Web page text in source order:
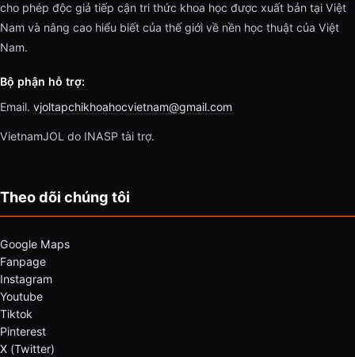
cho phép độc giả tiếp cận tri thức khoa học được xuất bản tại Việt
Nam và nâng cao hiểu biết của thế giới về nền học thuật của Việt
Nam.
Bộ phận hỗ trợ:
Email. vjoltapchikhoahocvietnam@gmail.com
VietnamJOL do INASP tài trợ.
Theo dõi chúng tôi
Google Maps
Fanpage
Instagram
Youtube
Tiktok
Pinterest
X (Twitter)